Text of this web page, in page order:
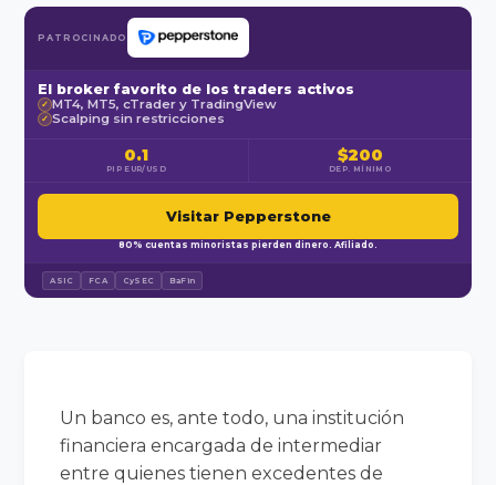
PATROCINADO
El broker favorito de los traders activos
✓ MT4, MT5, cTrader y TradingView
✓ Scalping sin restricciones
0.1
PIP EUR/USD
$200
DEP. MÍNIMO
Visitar Pepperstone
80% cuentas minoristas pierden dinero. Afiliado.
ASIC FCA CySEC BaFin
Un banco es, ante todo, una institución
financiera encargada de intermediar
entre quienes tienen excedentes de